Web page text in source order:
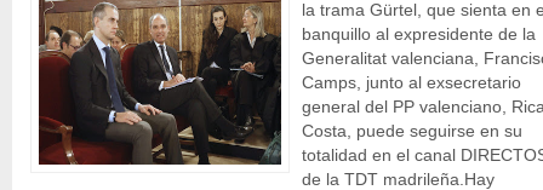
la trama Gürtel, que sienta en
banquillo al expresidente de la
Generalitat valenciana,
Camps, junto al exsecretario
general del PP valenciano,
Costa, puede seguirse en su
totalidad en el canal
de la TDT madrileña.Hay